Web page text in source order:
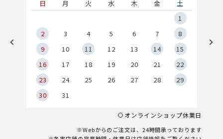
日
月 火 水 木 金
土
1
2
3 4 5 6 7
8
9
10 11 12 13 14
15
16
17 18 19 20 21
22
23
24 25 26 27 28
29
30
31
オンラインショップ休業日
※Webからのご注文は、24時間承っております